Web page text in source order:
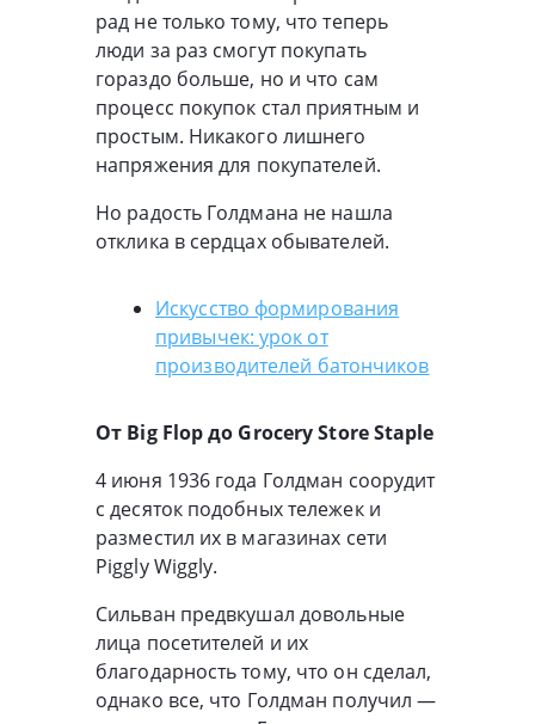
рад не только тому, что теперь
люди за раз смогут покупать
гораздо больше, но и что сам
процесс покупок стал приятным и
простым. Никакого лишнего
напряжения для покупателей.
Но радость Голдмана не нашла
отклика в сердцах обывателей.
Искусство формирования
привычек: урок от
производителей батончиков
От Big Flop до Grocery Store Staple
4 июня 1936 года Голдман соорудит
с десяток подобных тележек и
разместил их в магазинах сети
Piggly Wiggly.
Сильван предвкушал довольные
лица посетителей и их
благодарность тому, что он сделал,
однако все, что Голдман получил —